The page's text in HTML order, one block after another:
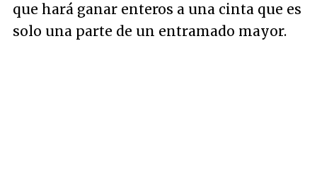
que hará ganar enteros a una cinta que es
solo una parte de un entramado mayor.